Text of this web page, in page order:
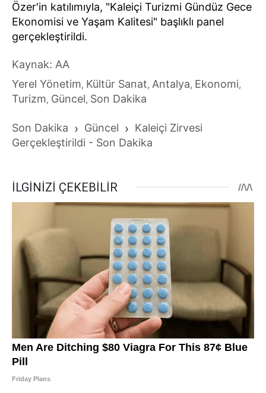
Özer'in katılımıyla, "Kaleiçi Turizmi Gündüz Gece
Ekonomisi ve Yaşam Kalitesi" başlıklı panel
gerçekleştirildi.
Kaynak: AA
Yerel Yönetim, Kültür Sanat, Antalya, Ekonomi,
Turizm, Güncel, Son Dakika
Son Dakika › Güncel › Kaleiçi Zirvesi
Gerçekleştirildi - Son Dakika